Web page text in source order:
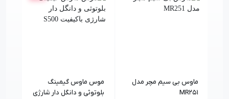
ماوس بی سیم مچر مدل
MR251
موس ماوس گیمینگ
بلوتوثی و دانگل دار شارژی